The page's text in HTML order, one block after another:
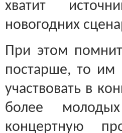
хватит
новогодних
При этом
постарше, то им
участвовать в
более
концертную